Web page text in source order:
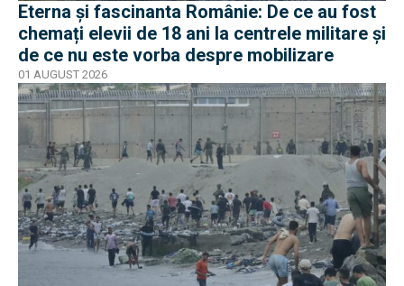
Eterna și fascinanta Românie: De ce au fost
chemați elevii de 18 ani la centrele militare și
de ce nu este vorba despre mobilizare
01 AUGUST 2026